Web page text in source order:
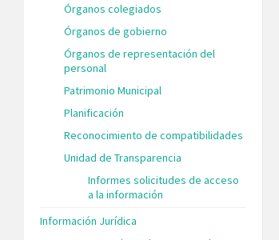
Órganos colegiados
Órganos de gobierno
Órganos de representación del
personal
Patrimonio Municipal
Planificación
Reconocimiento de compatibilidades
Unidad de Transparencia
Informes solicitudes de acceso
a la información
Información Jurídica